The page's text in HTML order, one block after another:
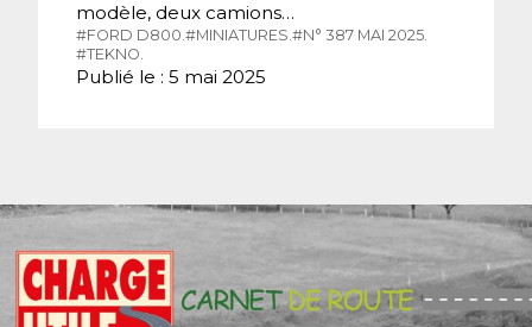
modèle, deux camions…
#FORD D800.#MINIATURES.#N° 387 MAI 2025.
#TEKNO.
Publié le : 5 mai 2025